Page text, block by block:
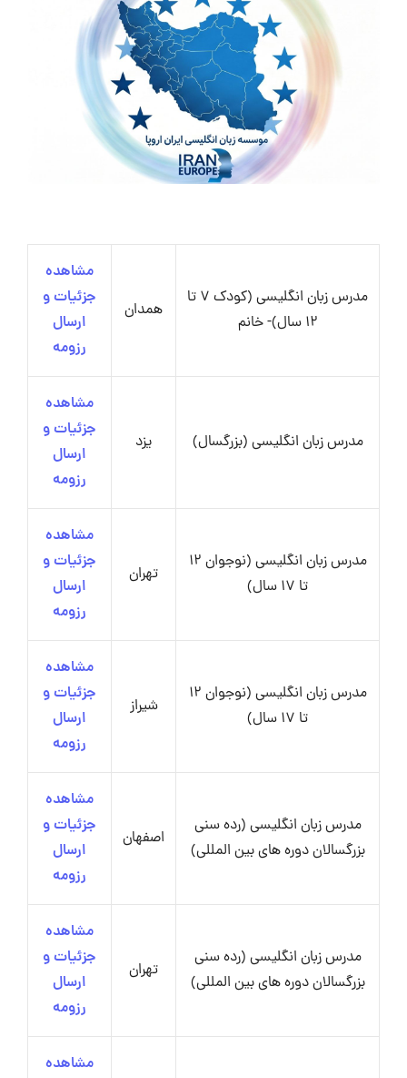
مدرس زبان انگلیسی (کودک 7 تا
12 سال)- خانم
همدان
مشاهده
جزئیات و
ارسال
رزومه
مدرس زبان انگلیسی (بزرگسال) یزد
مشاهده
جزئیات و
ارسال
رزومه
مدرس زبان انگلیسی (نوجوان 12
تا 17 سال)
تهران
مشاهده
جزئیات و
ارسال
رزومه
مدرس زبان انگلیسی (نوجوان 12
تا 17 سال)
شیراز
مشاهده
جزئیات و
ارسال
رزومه
مدرس زبان انگلیسی (رده سنی
بزرگسالان دوره های بین المللی)
اصفهان
مشاهده
جزئیات و
ارسال
رزومه
مدرس زبان انگلیسی (رده سنی
بزرگسالان دوره های بین المللی)
تهران
مشاهده
جزئیات و
ارسال
رزومه
مشاهده